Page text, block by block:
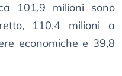
101,9 milioni sono
110,4 milioni a
economiche e 39,8